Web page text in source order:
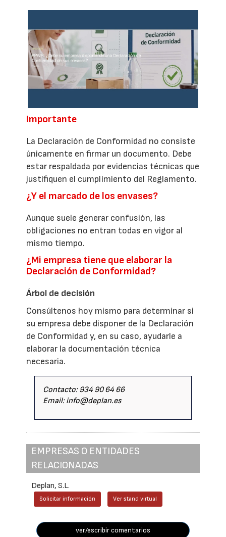
Importante
La Declaración de Conformidad no consiste
únicamente en firmar un documento. Debe
estar respaldada por evidencias técnicas que
justifiquen el cumplimiento del Reglamento.
¿Y el marcado de los envases?
Aunque suele generar confusión, las
obligaciones no entran todas en vigor al
mismo tiempo.
¿Mi empresa tiene que elaborar la
Declaración de Conformidad?
Árbol de decisión
Consúltenos hoy mismo para determinar si
su empresa debe disponer de la Declaración
de Conformidad y, en su caso, ayudarle a
elaborar la documentación técnica
necesaria.
Contacto: 934 90 64 66
Email: info@deplan.es
EMPRESAS O ENTIDADES
RELACIONADAS
Deplan, S.L.
Solicitar información Ver stand virtual
ver/escribir comentarios